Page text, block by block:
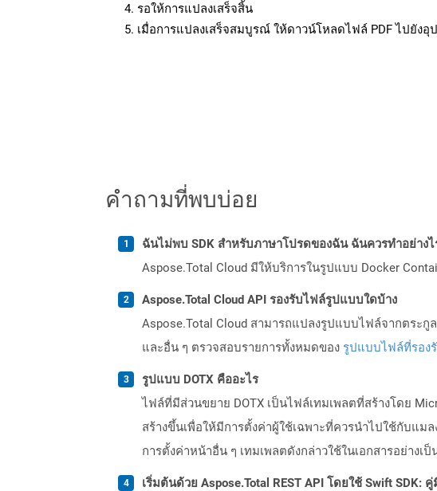
รอให้การแปลงเสร็จสิ้น
เมื่อการแปลงเสร็จสมบูรณ์ ให้ดาวน์โหลดไฟล์ PDF ไปยัง
คำถามที่พบบ่อย
ฉันไม่พบ SDK สำหรับภาษาโปรดของฉัน ฉันควรทำอย่างไ
Aspose.Total Cloud มีให้บริการในรูปแบบ Docker
Aspose.Total Cloud API รองรับไฟล์รูปแบบใดบ้าง
Aspose.Total Cloud สามารถแปลงรูปแบบไฟล์จากตระกู
และอื่น ๆ ตรวจสอบรายการทั้งหมดของ รูปแบบไฟล์ที่รอง
รูปแบบ DOTX คืออะไร
ไฟล์ที่มีส่วนขยาย DOTX เป็นไฟล์เทมเพลตที่สร้างโดย
สร้างขึ้นเพื่อให้มีการตั้งค่าผู้ใช้เฉพาะที่ควรนำไปใช้กับแ
การตั้งค่าหน้าอื่น ๆ เทมเพลตดังกล่าวใช้ในเอกสารอย่า
เริ่มต้นด้วย Aspose.Total REST API โดยใช้ Swift SDK: